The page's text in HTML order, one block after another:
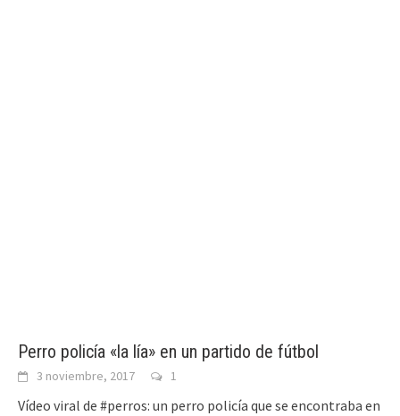
Perro policía «la lía» en un partido de fútbol
3 noviembre, 2017 1
Vídeo viral de #perros: un perro policía que se encontraba en